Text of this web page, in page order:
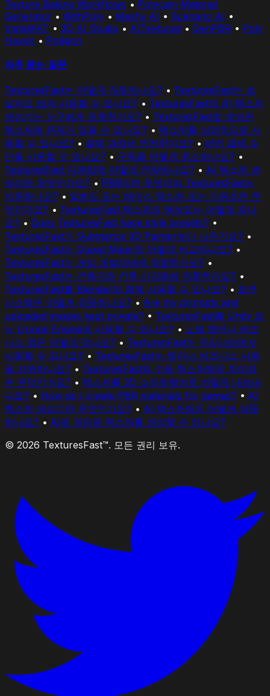
Texture Baking Workflows • Polycam Material
Generator • WithPoly • Meshy AI • Scenario AI •
InstaMAT • 3D AI Studio • AITextured • GenPBR • Poly
Haven • Poliigon
자주 묻는 질문
TexturesFast는 어떻게 작동하나요? • TexturesFast는 초
보자도 쉽게 사용할 수 있나요? • TexturesFast의 AI 텍스처
생성기는 누구에게 유용한가요? • TexturesFast로 생성된
텍스처에 문제가 있을 수 있나요? • 텍스처를 상업적으로 사
용할 수 있나요? • 결제 과정은 안전한가요? • 어떤 결제 수
단을 사용할 수 있나요? • 구독을 어떻게 취소하나요? •
TexturesFast 지원팀에 어떻게 연락하나요? • AI 텍스처 생
성이란 무엇인가요? • PBR이란 무엇이며 TexturesFast는
지원하나요? • 알베도 또는 베이스 텍스처 또는 디퓨즈란 무
엇인가요? • TexturesFast 텍스처의 해상도는 어떻게 되나
요? • Does TexturesFast have style presets? •
TexturesFast가 Substance 3D Painter보다 나은가요? •
TexturesFast는 Quixel Mixer와 어떻게 비교되나요? •
TexturesFast는 게임 개발자에게 적합한가요? •
TexturesFast는 건축가와 건축 시각화에 적합한가요? •
TexturesFast를 Blender와 함께 사용할 수 있나요? • 토큰
시스템은 어떻게 작동하나요? • Are my prompts and
uploaded images kept private? • TexturesFast를 Unity 또
는 Unreal Engine에 사용할 수 있나요? • 노멀 맵이나 러프
니스 맵은 어떻게 얻나요? • TexturesFast는 우리나라에서
사용할 수 있나요? • TexturesFast는 팀이나 비즈니스 사용
을 지원하나요? • TexturesFast와 수동 텍스처링의 차이점
은 무엇인가요? • 텍스처를 3D 소프트웨어로 어떻게 내보내
나요? • How do I create PBR materials for games? • AI
텍스처 생성기란 무엇인가요? • AI 텍스처링은 어떻게 작동
하나요? • AI로 게임용 텍스처를 생성할 수 있나요?
© 2026 TexturesFast™. 모든 권리 보유.